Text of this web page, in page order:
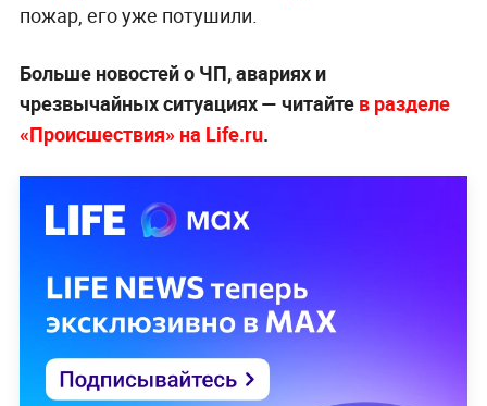
пожар, его уже потушили.
Больше новостей о ЧП, авариях и
чрезвычайных ситуациях — читайте в разделе
«Происшествия» на Life.ru.